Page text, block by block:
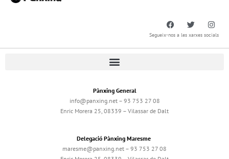
Segueix-nos a les xarxes socials
Pànxing General
info@panxing.net – 93 753 27 08
Enric Morera 25, 08339 – Vilassar de Dalt
Delegació Pànxing Maresme
maresme@panxing.net – 93 753 27 08